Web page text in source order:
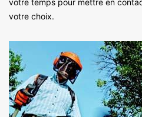
votre choix.